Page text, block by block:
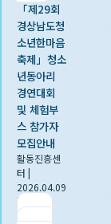
「제29회
경상남도청
소년한마음
축제」청소
년동아리
경연대회
및 체험부
스 참가자
모집안내
활동진흥센
터 |
2026.04.09
|